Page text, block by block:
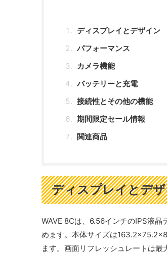
ディスプレイとデザイン
パフォーマンス
カメラ機能
バッテリーと充電
接続性とその他の機能
期間限定セール情報
関連商品
ディスプレイとデ
WAVE 8Cは、6.56インチのIPS液
めます。本体サイズは
ます。画面リフレッシュレートは